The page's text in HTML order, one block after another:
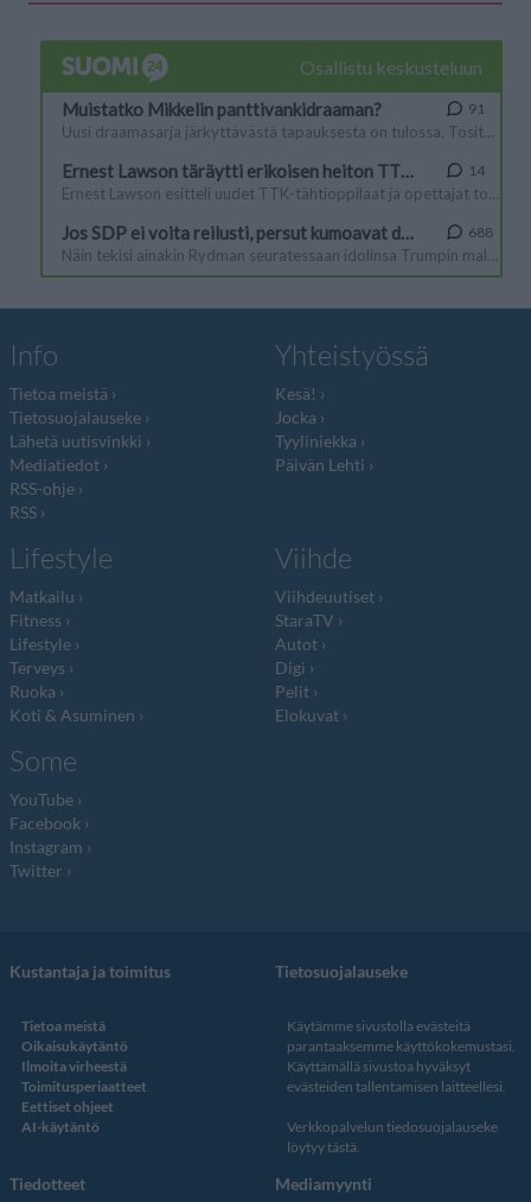
Info
Tietoa meistä
Tietosuojalauseke
Lähetä uutisvinkki
Mediatiedot
RSS-ohje
RSS
Yhteistyössä
Kesä!
Jocka
Tyyliniekka
Päivän Lehti
Lifestyle
Matkailu
Fitness
Lifestyle
Terveys
Ruoka
Koti & Asuminen
Viihde
Viihdeuutiset
StaraTV
Autot
Digi
Pelit
Elokuvat
Some
YouTube
Facebook
Instagram
Twitter
Kustantaja ja toimitus
Tietoa meistä
Oikaisukäytäntö
Ilmoita virheestä
Toimitusperiaatteet
Eettiset ohjeet
AI-käytäntö
Tietosuojalauseke
Käytämme sivustolla evästeitä
parantaaksemme käyttökokemustasi.
Käyttämällä sivustoa hyväksyt
evästeiden tallentamisen laitteellesi.
Verkkopalvelun tiedosuojalauseke
löytyy tästä
Tiedotteet Mediamyynti